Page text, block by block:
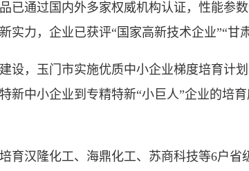
通过国内外多家权威机构认证，性能参
实力，企业已获评“国家高新技术企业”“甘
，玉门市实施优质中小企业梯度培育计划
新中小企业到专精特新“小巨人”企业的培
汉隆化工、海鼎化工、苏商科技等6户省